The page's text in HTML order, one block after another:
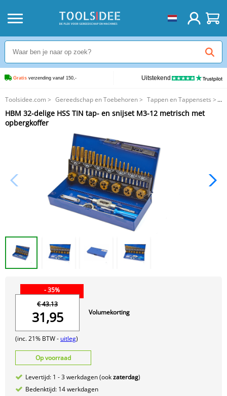
Gratis verzending vanaf 150,- Uitstekend
Toolsidee.com > Gereedschap en Toebehoren> Tappen en Tappensets >
HBM 32-delige HSS TIN tap- en snijset M3-12 metrisch met opbergkoffer
HBM 32-delige HSS TIN tap- en snijset M3-12 metrisch met
opbergkoffer
- 35%
€ 43.13
31,95
(inc. 21% BTW - uitleg)
Volumekorting
Op voorraad
Levertijd: 1 - 3 werkdagen (ookzaterdag)
Bedenktijd: 14 werkdagen